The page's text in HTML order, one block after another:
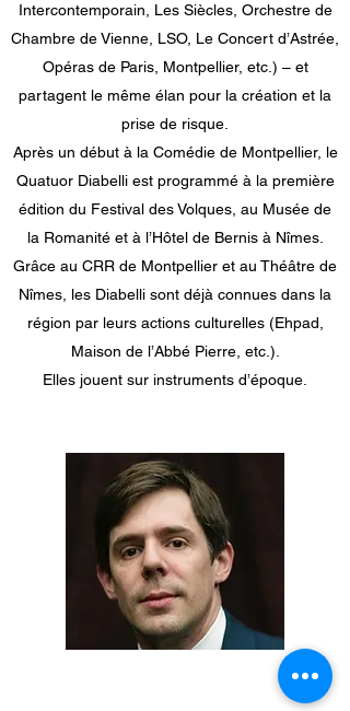
Intercontemporain, Les Siècles, Orchestre de
Chambre de Vienne, LSO, Le Concert d’Astrée,
Opéras de Paris, Montpellier, etc.) – et
partagent le même élan pour la création et la
prise de risque.
Après un début à la Comédie de Montpellier, le
Quatuor Diabelli est programmé à la première
édition du Festival des Volques, au Musée de
la Romanité et à l’Hôtel de Bernis à Nîmes.
Grâce au CRR de Montpellier et au Théâtre de
Nîmes, les Diabelli sont déjà connues dans la
région par leurs actions culturelles (Ehpad,
Maison de l’Abbé Pierre, etc.).
Elles jouent sur instruments d’époque.